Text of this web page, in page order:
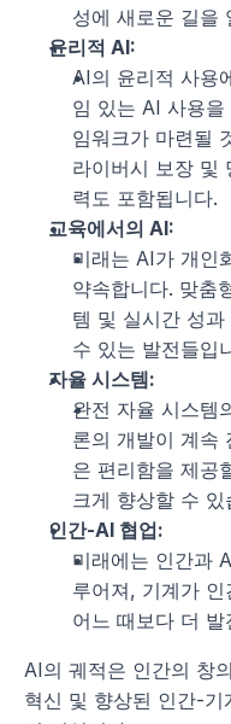
성에 새로운 길을
윤리적 AI:
AI의 윤리적 사용
임 있는 AI 사용
임워크가 마련될
라이버시 보장 및
력도 포함됩니다.
교육에서의 AI:
미래는 AI가 개인
약속합니다. 맞춤
템 및 실시간 성
수 있는 발전들입
자율 시스템:
완전 자율 시스템
론의 개발이 계속
은 편리함을 제공
크게 향상할 수 있
인간-AI 협업:
미래에는 인간과
루어져, 기계가
어느 때보다 더
AI의 궤적은 인간의 창
혁신 및 향상된 인간-기